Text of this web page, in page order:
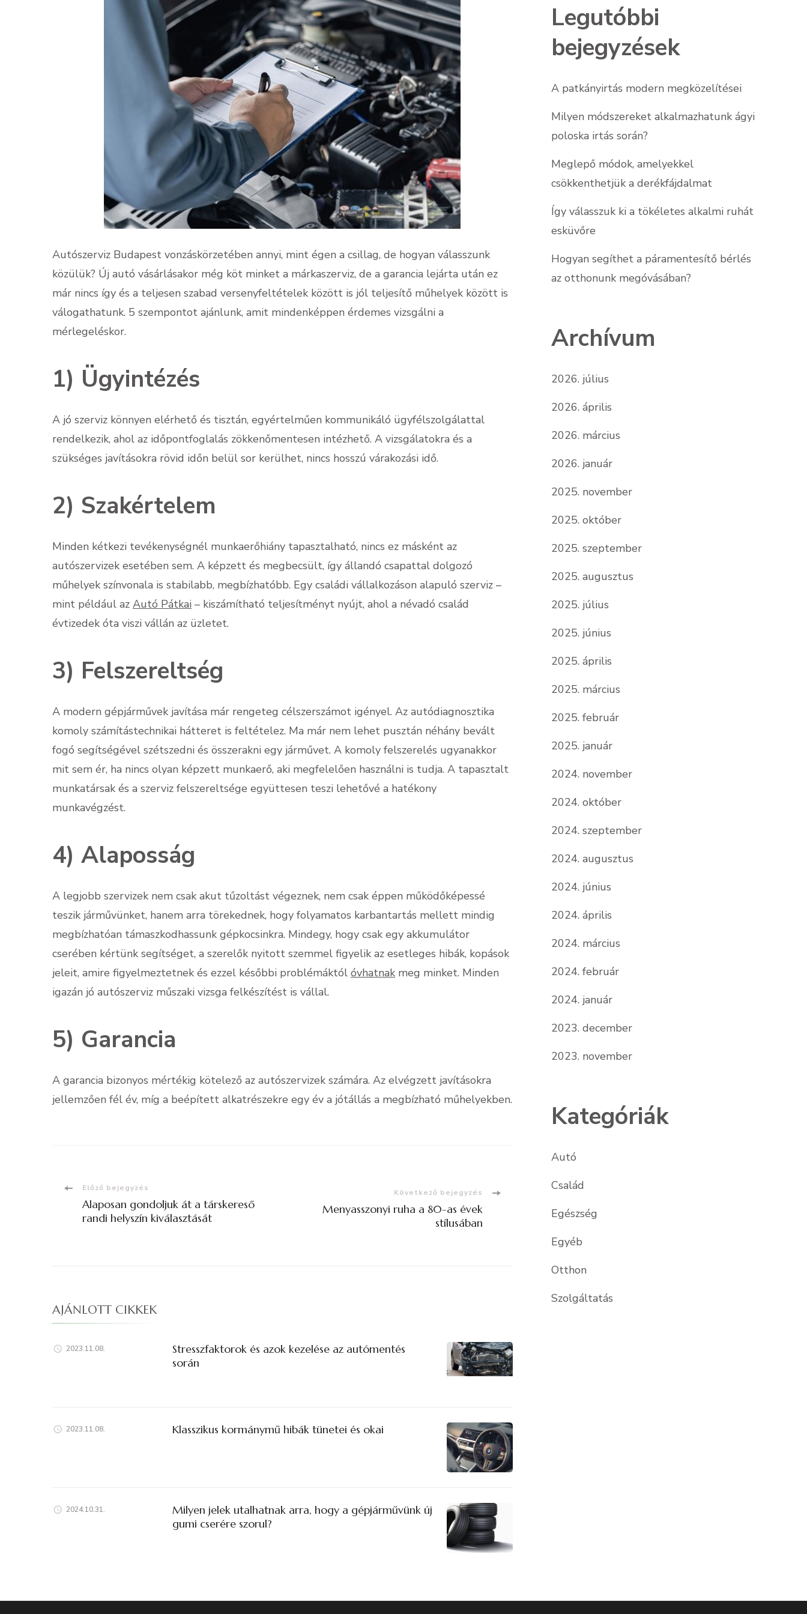
Autószerviz Budapest vonzáskörzetében annyi, mint égen a csillag, de hogyan válasszunk
közülük? Új autó vásárlásakor még köt minket a márkaszerviz, de a garancia lejárta után ez
már nincs így és a teljesen szabad versenyfeltételek között is jól teljesítő műhelyek között is
válogathatunk. 5 szempontot ajánlunk, amit mindenképpen érdemes vizsgálni a
mérlegeléskor.
1) Ügyintézés
A jó szerviz könnyen elérhető és tisztán, egyértelműen kommunikáló ügyfélszolgálattal
rendelkezik, ahol az időpontfoglalás zökkenőmentesen intézhető. A vizsgálatokra és a
szükséges javításokra rövid időn belül sor kerülhet, nincs hosszú várakozási idő.
2) Szakértelem
Minden kétkezi tevékenységnél munkaerőhiány tapasztalható, nincs ez másként az
autószervizek esetében sem. A képzett és megbecsült, így állandó csapattal dolgozó
műhelyek színvonala is stabilabb, megbízhatóbb. Egy családi vállalkozáson alapuló szerviz –
mint például az Autó Pátkai – kiszámítható teljesítményt nyújt, ahol a névadó család
évtizedek óta viszi vállán az üzletet.
3) Felszereltség
A modern gépjárművek javítása már rengeteg célszerszámot igényel. Az autódiagnosztika
komoly számítástechnikai hátteret is feltételez. Ma már nem lehet pusztán néhány bevált
fogó segítségével szétszedni és összerakni egy járművet. A komoly felszerelés ugyanakkor
mit sem ér, ha nincs olyan képzett munkaerő, aki megfelelően használni is tudja. A tapasztalt
munkatársak és a szerviz felszereltsége együttesen teszi lehetővé a hatékony
munkavégzést.
4) Alaposság
A legjobb szervizek nem csak akut tűzoltást végeznek, nem csak éppen működőképessé
teszik járművünket, hanem arra törekednek, hogy folyamatos karbantartás mellett mindig
megbízhatóan támaszkodhassunk gépkocsinkra. Mindegy, hogy csak egy akkumulátor
cserében kértünk segítséget, a szerelők nyitott szemmel figyelik az esetleges hibák, kopások
jeleit, amire figyelmeztetnek és ezzel későbbi problémáktól óvhatnak meg minket. Minden
igazán jó autószerviz műszaki vizsga felkészítést is vállal.
5) Garancia
A garancia bizonyos mértékig kötelező az autószervizek számára. Az elvégzett javításokra
jellemzően fél év, míg a beépített alkatrészekre egy év a jótállás a megbízható műhelyekben.
Bejegyzések
navigációja
Előző bejegyzés
Alaposan gondoljuk át a társkereső
randi helyszín kiválasztását
Következő bejegyzés
Menyasszonyi ruha a 80-as évek
stílusában
AJÁNLOTT CIKKEK
2023.11.08.
Stresszfaktorok és azok kezelése az autómentés
során
2023.11.08. Klasszikus kormánymű hibák tünetei és okai
2024.10.31.
Milyen jelek utalhatnak arra, hogy a gépjárművünk új
gumi cserére szorul?
Legutóbbi
bejegyzések
A patkányirtás modern megközelítései
Milyen módszereket alkalmazhatunk ágyi
poloska irtás során?
Meglepő módok, amelyekkel
csökkenthetjük a derékfájdalmat
Így válasszuk ki a tökéletes alkalmi ruhát
esküvőre
Hogyan segíthet a páramentesítő bérlés
az otthonunk megóvásában?
Archívum
2026. július
2026. április
2026. március
2026. január
2025. november
2025. október
2025. szeptember
2025. augusztus
2025. július
2025. június
2025. április
2025. március
2025. február
2025. január
2024. november
2024. október
2024. szeptember
2024. augusztus
2024. június
2024. április
2024. március
2024. február
2024. január
2023. december
2023. november
Kategóriák
Autó
Család
Egészség
Egyéb
Otthon
Szolgáltatás